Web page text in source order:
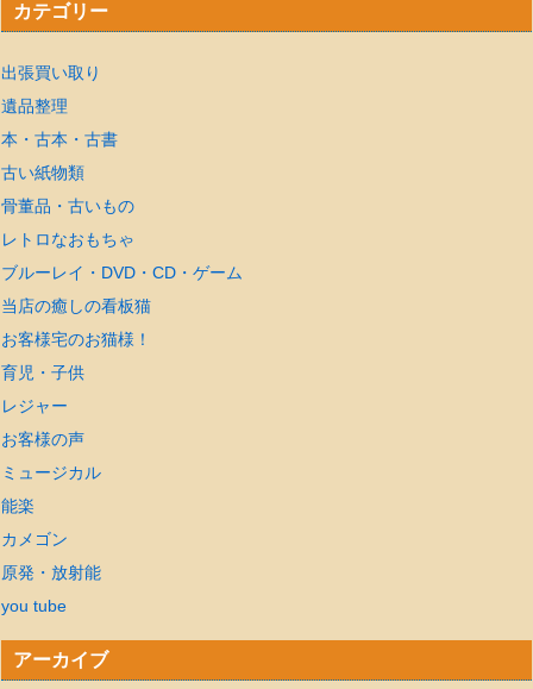
カテゴリー
出張買い取り
遺品整理
本・古本・古書
古い紙物類
骨董品・古いもの
レトロなおもちゃ
ブルーレイ・DVD・CD・ゲーム
当店の癒しの看板猫
お客様宅のお猫様！
育児・子供
レジャー
お客様の声
ミュージカル
能楽
カメゴン
原発・放射能
you tube
アーカイブ